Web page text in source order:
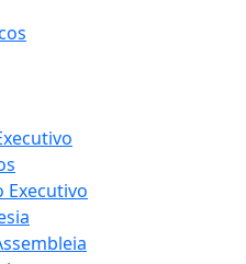
Executivo